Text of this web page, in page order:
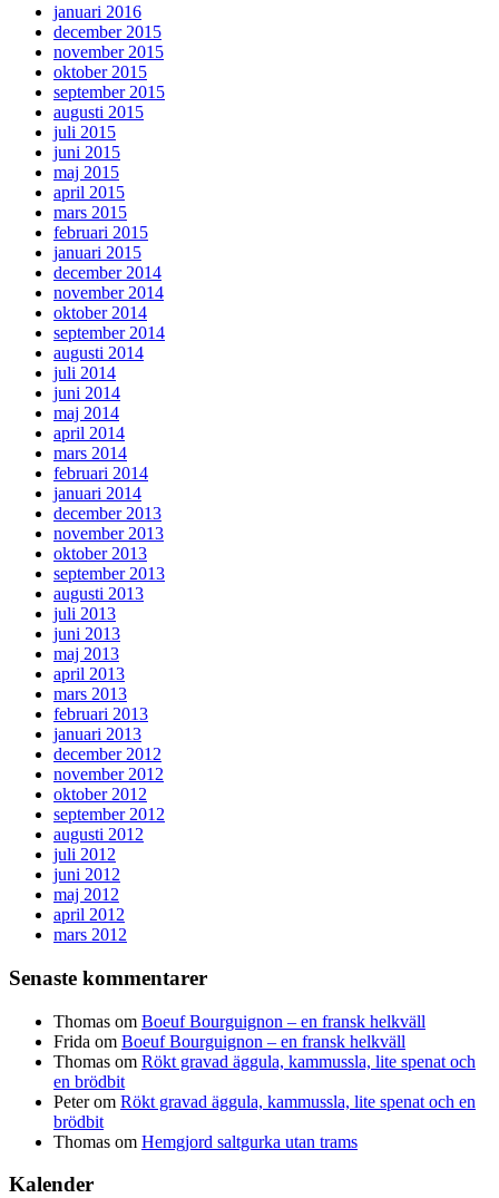
januari 2016
december 2015
november 2015
oktober 2015
september 2015
augusti 2015
juli 2015
juni 2015
maj 2015
april 2015
mars 2015
februari 2015
januari 2015
december 2014
november 2014
oktober 2014
september 2014
augusti 2014
juli 2014
juni 2014
maj 2014
april 2014
mars 2014
februari 2014
januari 2014
december 2013
november 2013
oktober 2013
september 2013
augusti 2013
juli 2013
juni 2013
maj 2013
april 2013
mars 2013
februari 2013
januari 2013
december 2012
november 2012
oktober 2012
september 2012
augusti 2012
juli 2012
juni 2012
maj 2012
april 2012
mars 2012
Senaste kommentarer
Thomas om Boeuf Bourguignon – en fransk helkväll
Frida om Boeuf Bourguignon – en fransk helkväll
Thomas om Rökt gravad äggula, kammussla, lite spenat och
en brödbit
Peterom Rökt gravad äggula, kammussla, lite spenat och en
brödbit
Thomas om Hemgjord saltgurka utan trams
Kalender